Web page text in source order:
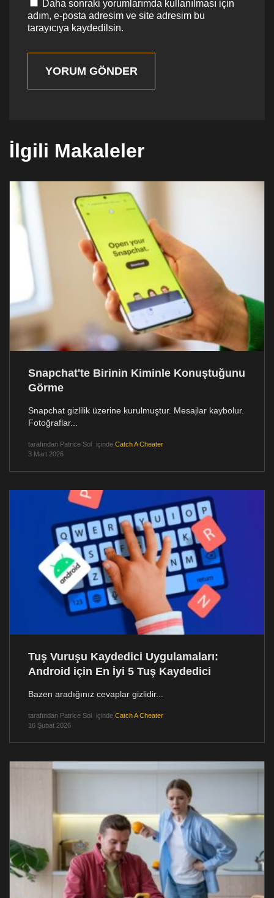
Daha sonraki yorumlarımda kullanılması için
adım, e-posta adresim ve site adresim bu
tarayıcıya kaydedilsin.
YORUM GÖNDER
İlgili Makaleler
Snapchat'te Birinin Kiminle Konuştuğunu
Görme
Snapchat gizlilik üzerine kurulmuştur. Mesajlar kaybolur.
Fotoğraflar...
tarafından Patrice Sol içinde Catch A Cheater
3 Mart 2026
Tuş Vuruşu Kaydedici Uygulamaları:
Android için En İyi 5 Tuş Kaydedici
Bazen aradığınız cevaplar gizlidir...
tarafından Patrice Sol içinde Catch A Cheater
16 Şubat 2026